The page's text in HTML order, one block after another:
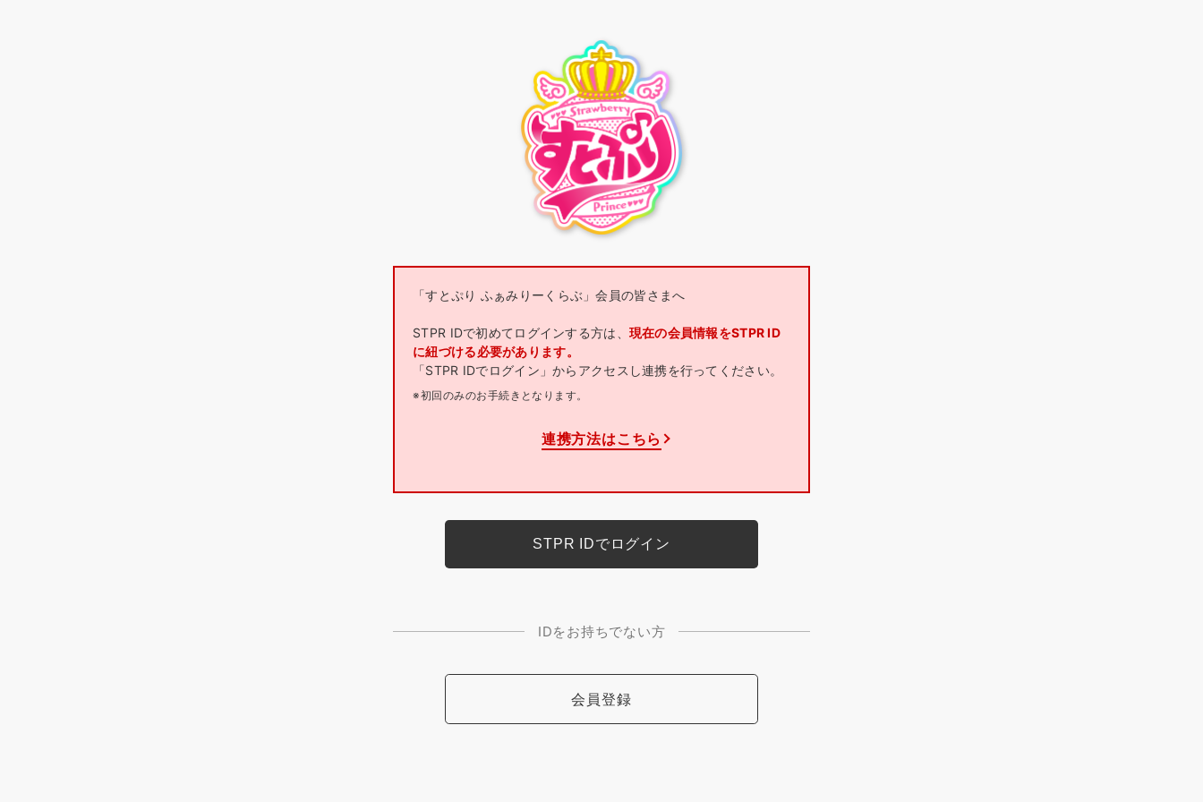
「すとぷり ふぁみりーくらぶ」会員の皆さまへ
STPR IDで初めてログインする方は、 現在の会員情報をSTPR ID
に紐づける必要があります。
「STPR IDでログイン」からアクセスし連携を行ってください。
※初回のみのお手続きとなります。
連携方法はこちら
IDをお持ちでない方
会員登録